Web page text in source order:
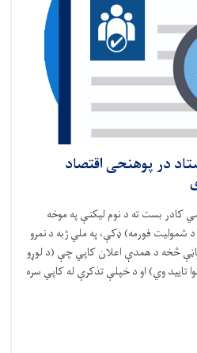
در پوهنحی اقتصاد
کادر بست ته د نوم لیکنېپه موخه
شمولیت فورمه)ډکې،په ملي ژبه دنمرو
ڼېڅخه د همدې اعلان کاپيچې (د لوړو
تایید وي)او د خپلېتذکرېله کاپي سره